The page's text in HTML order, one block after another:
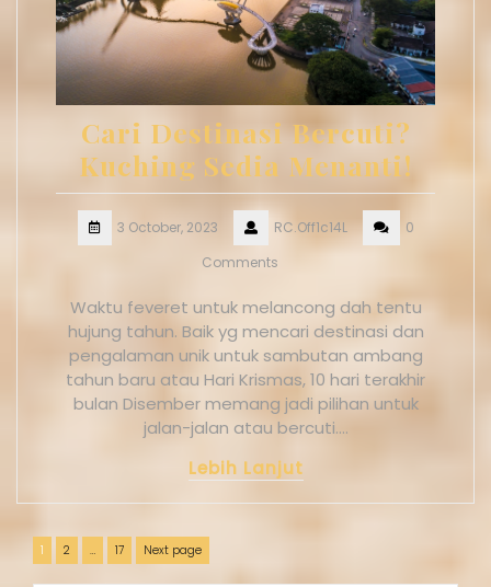
Cari Destinasi Bercuti?
Kuching Sedia Menanti!
3 October, 2023 RC.Off1c14L
0
Comments
Waktu feveret untuk melancong dah tentu
hujung tahun. Baik yg mencari destinasi dan
pengalaman unik untuk sambutan ambang
tahun baru atau Hari Krismas, 10 hari terakhir
bulan Disember memang jadi pilihan untuk
jalan-jalan atau bercuti.…
Lebih Lanjut
1 2 … 17 Next page